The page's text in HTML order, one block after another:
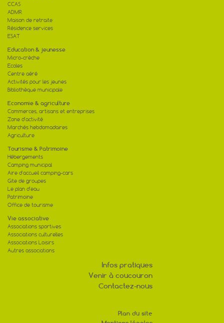
CCAS
ADMR
Maison de retraite
Résidence services
ESAT
Education & jeunesse
Micro-crèche
Ecoles
Centre aéré
Activités pour les jeunes
Bibliothèque municipale
Economie & agriculture
Commerces, artisans et entreprises
Zone d'activité
Marchés hebdomadaires
Agriculture
Tourisme & Patrimoine
Hébergements
Camping municipal
Aire d'accueil camping-cars
Gite de groupes
Le plan d'eau
Patrimoine
Office de tourisme
Vie associative
Associations sportives
Associations culturelles
Associations Loisirs
Autres associations
Infos pratiques
Venir à coucouron
Contactez-nous
Plan du site